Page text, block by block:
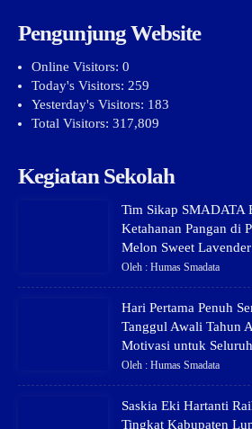
Pengunjung Website
Online Visitors: 0
Today's Visitors: 259
Yesterday's Visitors: 183
Total Visitors: 317,809
Kegiatan Sekolah
Tim Sikap SMADATA
Ketahanan Pangan di
Melon Sweet
Oleh : Humas Smadata
Hari Pertama Penuh
Tanggul Awali Tahun
Motivasi untuk
Oleh : Humas Smadata
Saskia Eki Hartanti
Tingkat Kabupaten